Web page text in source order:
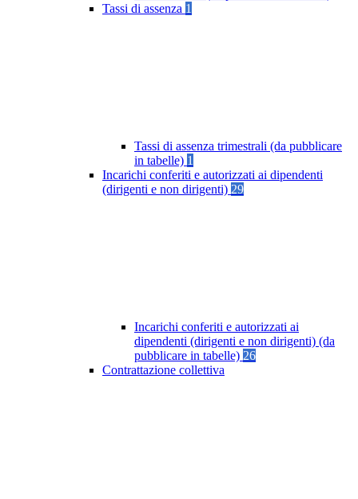
Tassi di assenza 1
Tassi di assenza trimestrali (da pubblicare
in tabelle) 1
Incarichi conferiti e autorizzati ai dipendenti
(dirigenti e non dirigenti) 29
Incarichi conferiti e autorizzati ai
dipendenti (dirigenti e non dirigenti) (da
pubblicare in tabelle) 26
Contrattazione collettiva